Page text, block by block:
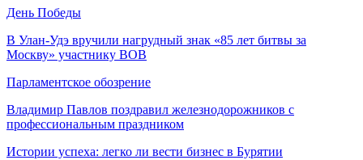
День Победы
В Улан-Удэ вручили нагрудный знак «85 лет битвы за
Москву» участнику ВОВ
Парламентское обозрение
Владимир Павлов поздравил железнодорожников с
профессиональным праздником
Истории успеха: легко ли вести бизнес в Бурятии